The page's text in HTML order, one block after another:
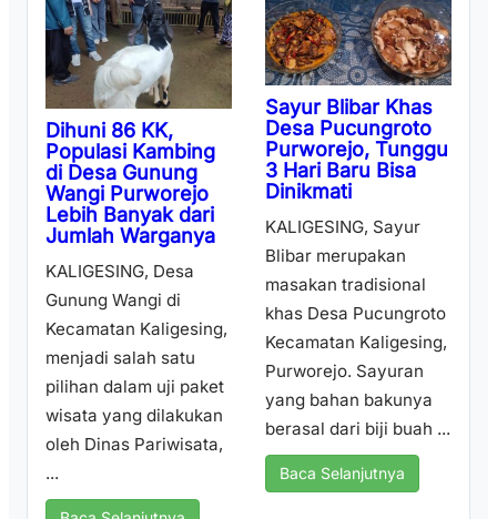
Dihuni 86 KK,
Populasi Kambing
di Desa Gunung
Wangi Purworejo
Lebih Banyak dari
Jumlah Warganya
KALIGESING, Desa
Gunung Wangi di
Kecamatan Kaligesing,
menjadi salah satu
pilihan dalam uji paket
wisata yang dilakukan
oleh Dinas Pariwisata,
...
Sayur Blibar Khas
Desa Pucungroto
Purworejo, Tunggu
3 Hari Baru Bisa
Dinikmati
KALIGESING, Sayur
Blibar merupakan
masakan tradisional
khas Desa Pucungroto
Kecamatan Kaligesing,
Purworejo. Sayuran
yang bahan bakunya
berasal dari biji buah ...
Baca Selanjutnya